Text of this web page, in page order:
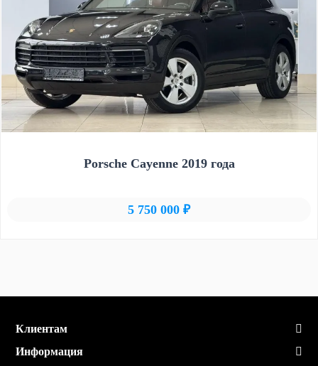
Porsche Cayenne 2019 года
5 750 000 ₽
Клиентам
Информация